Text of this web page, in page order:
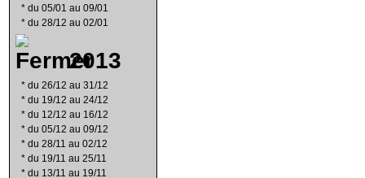
* du 05/01 au 09/01
* du 28/12 au 02/01
2013
* du 26/12 au 31/12
* du 19/12 au 24/12
* du 12/12 au 16/12
* du 05/12 au 09/12
* du 28/11 au 02/12
* du 19/11 au 25/11
* du 13/11 au 19/11